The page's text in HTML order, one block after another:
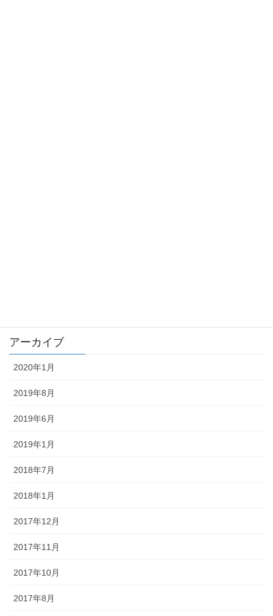
アーカイブ
2020年1月
2019年8月
2019年6月
2019年1月
2018年7月
2018年1月
2017年12月
2017年11月
2017年10月
2017年8月